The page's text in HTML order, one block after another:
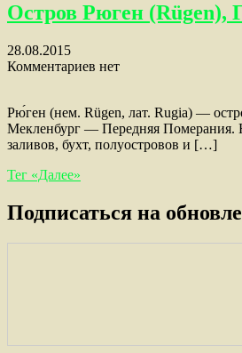
Остров Рюген (Rügen),
28.08.2015
Комментариев нет
Рю́ген (нем. Rügen, лат. Rugia) —
Мекленбург — Передняя Померания.
заливов, бухт, полуостровов и […]
Тег «Далее»
Подписаться на